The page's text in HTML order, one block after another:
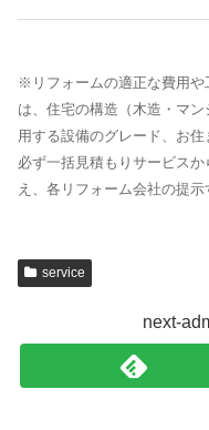
※リフォームの適正な費用や
は、住宅の構造（木造・マ
用する設備のグレード、お住
必ず一括見積もりサービス
え、各リフォーム会社の提
service
next-